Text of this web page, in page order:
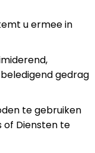
u ermee in
gedrag
te gebruiken
of Diensten te